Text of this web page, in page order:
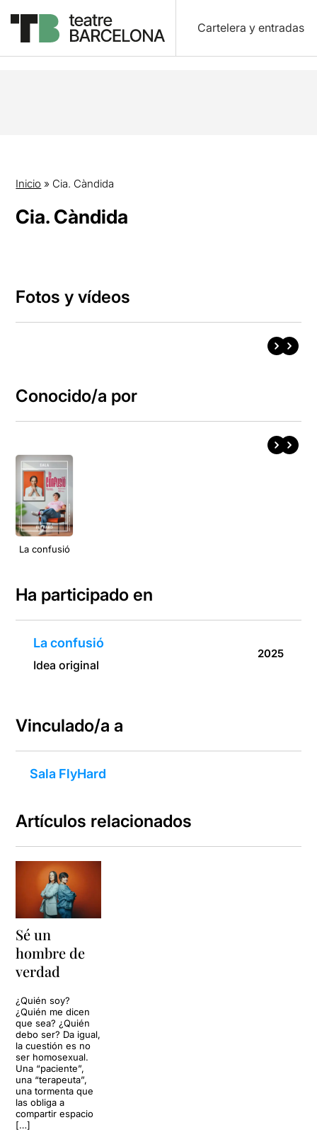
Cartelera y entradas
Inicio » Cia. Càndida
Cia. Càndida
Fotos y vídeos
Conocido/a por
La confusió
Ha participado en
La confusió
Idea original
2025
Vinculado/a a
Sala FlyHard
Artículos relacionados
Sé un
hombre de
verdad
¿Quién soy?
¿Quién me dicen
que sea? ¿Quién
debo ser? Da igual,
la cuestión es no
ser homosexual.
Una “paciente”,
una “terapeuta”,
una tormenta que
las obliga a
compartir espacio
[…]